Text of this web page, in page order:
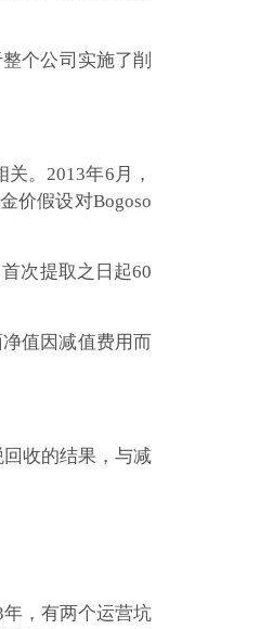
个公司实施了削
。2013年6月，
价假设对Bogoso
次提取之日起60
值因减值费用而
收的结果，与减
，有两个运营坑